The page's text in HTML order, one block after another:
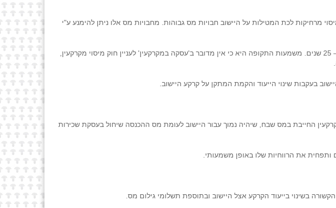
מרחיקות לכת המטילות על היישוב חבויות מס גבוהות. מחבויות מס אלו ניתן להימנע ע"י
הצעות היזמים, רובן ככולן, מציעות ליישובים דמי שכירות תמורת החכרת הקרקע לתקופה הקצרה מ – 25 שנים. משמעות התקופה היא כי אין מדובר ב'עסקה במקרקעין' לעניין חוק מיסוי מקרקעין,
בעקבות שינוי הייעוד והקמת המתקן על קרקע היישוב.
לעניין חוק מיסוי מקרקעין החייבת במס שבח, שיהיה נמוך עבור היישוב לעומת מס ההכנסה שיחול בעסקת שכירות
בשינוי בייעוד הקרקע אצל היישוב ובתוספת תשלומי גילום מס.